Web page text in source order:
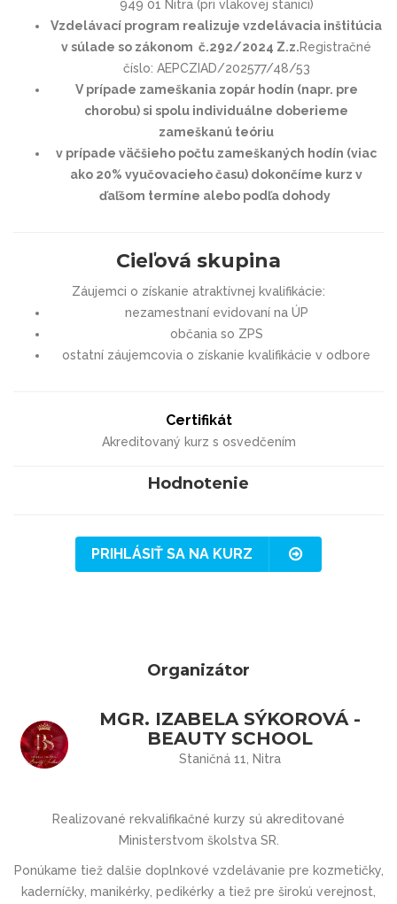
949 01 Nitra (pri vlakovej stanici)
Vzdelávací program realizuje vzdelávacia inštitúcia
v súlade so zákonom č.292/2024 Z.z.Registračné
číslo: AEPCZIAD/202577/48/53
V prípade zameškania zopár hodín (napr. pre
chorobu) si spolu individuálne doberieme
zameškanú teóriu
v prípade väčšieho počtu zameškaných hodín (viac
ako 20% vyučovacieho času) dokončíme kurz v
ďaľšom termíne alebo podľa dohody
Cieľová skupina
Záujemci o získanie atraktívnej kvalifikácie:
nezamestnaní evidovaní na ÚP
občania so ZPS
ostatní záujemcovia o získanie kvalifikácie v odbore
Certifikát
Akreditovaný kurz s osvedčením
Hodnotenie
PRIHLÁSIŤ SA NA KURZ
Organizátor
MGR. IZABELA SÝKOROVÁ -
BEAUTY SCHOOL
Staničná 11, Nitra
Realizované rekvalifikačné kurzy sú akreditované
Ministerstvom školstva SR.
Ponúkame tiež dalšie doplnkové vzdelávanie pre kozmetičky,
kaderníčky, manikérky, pedikérky a tiež pre širokú verejnost,